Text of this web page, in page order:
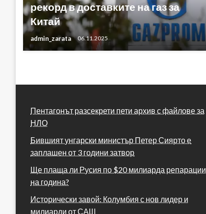
рекорд в доставките на газ за
Китай
admin_zarata 06.11.2025
Пентагонът разсекрети пети архив с файлове за
НЛО
Бившият унгарски министър Петер Сиярто е
заплашен от 3 години затвор
Ще плаща ли Русия по $20 милиарда репарации
на година?
Исторически завой: Колумбия с нов лидер и
милиарди от САЩ